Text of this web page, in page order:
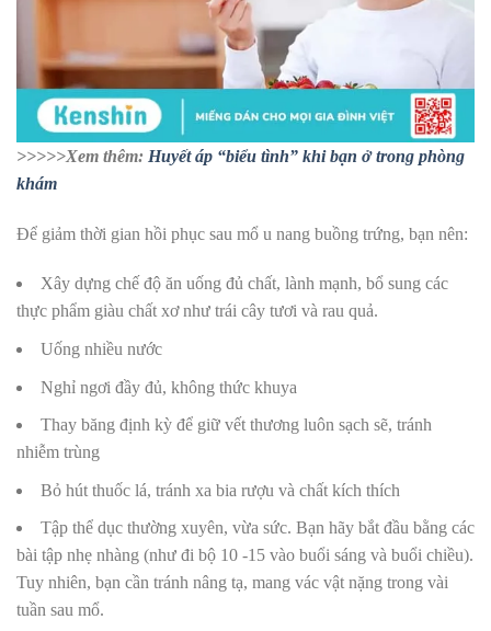
>>>>>Xem thêm: Huyết áp “biểu tình” khi bạn ở trong phòng
khám
Để giảm thời gian hồi phục sau mổ u nang buồng trứng, bạn nên:
Xây dựng chế độ ăn uống đủ chất, lành mạnh, bổ sung các
thực phẩm giàu chất xơ như trái cây tươi và rau quả.
Uống nhiều nước
Nghỉ ngơi đầy đủ, không thức khuya
Thay băng định kỳ để giữ vết thương luôn sạch sẽ, tránh
nhiễm trùng
Bỏ hút thuốc lá, tránh xa bia rượu và chất kích thích
Tập thể dục thường xuyên, vừa sức. Bạn hãy bắt đầu bằng các
bài tập nhẹ nhàng (như đi bộ 10 -15 vào buổi sáng và buổi chiều).
Tuy nhiên, bạn cần tránh nâng tạ, mang vác vật nặng trong vài
tuần sau mổ.